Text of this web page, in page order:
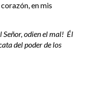
en mis
Señor, odien el mal! Él
del poder de los